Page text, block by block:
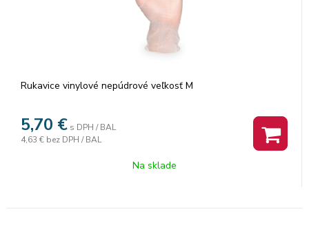
Rukavice vinylové nepúdrové veľkosť M
5,70 € s DPH / BAL
4,63 € bez DPH / BAL
Na sklade